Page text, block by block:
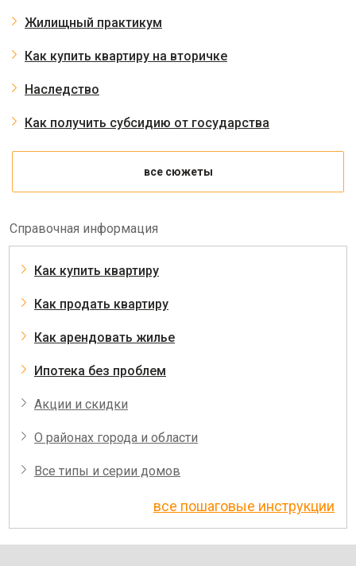
Жилищный практикум
Как купить квартиру на вторичке
Наследство
Как получить субсидию от государства
все сюжеты
Справочная информация
Как купить квартиру
Как продать квартиру
Как арендовать жилье
Ипотека без проблем
Акции и скидки
О районах города и области
Все типы и серии домов
все пошаговые инструкции